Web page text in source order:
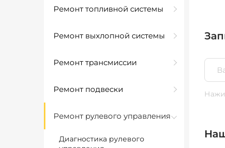
Ремонт топливной системы
Ремонт выхлопной системы
Ремонт трансмиссии
Ремонт подвески
Ремонт рулевого управления
Диагностика рулевого